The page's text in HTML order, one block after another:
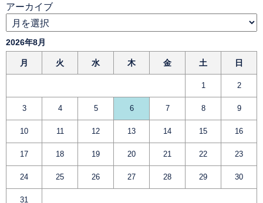
アーカイブ
2026年8月
月 火 水 木 金 土 日
1 2
3 4 5 6 7 8 9
10 11 12 13 14 15 16
17 18 19 20 21 22 23
24 25 26 27 28 29 30
31